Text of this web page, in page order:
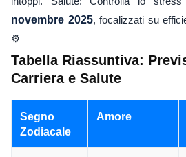
novembre 2025, focalizzati su
⚙️
Tabella Riassuntiva:
Carriera e Salute
Segno
Zodiacale
Amore